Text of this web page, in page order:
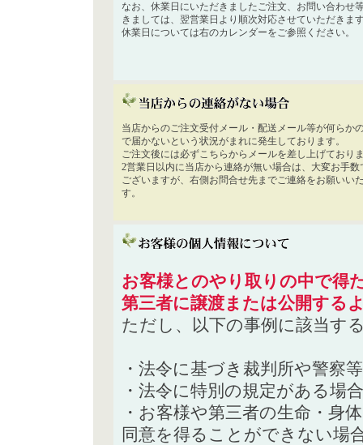
なお、休業日にいただきましたご注文、お問い合わせ
きましては、翌営業日より順次対応させていただきま
休業日については右のカレンダーをご参照ください。
当店からのご注文受付メール・配送メール等が何らか
で届かないという状況がまれに発生しております。
ご注文後には必ずこちらからメールを差し上げており
2営業日以内に当店から連絡が無い場合は、大変お手数
ございますが、右側お問合せ先までご連絡をお願いい
す。
お客様とのやり取りの中で得
第三者に譲渡または公開する
ただし、以下の事例に該当す
・法令に基づき裁判所や警察
・法令に特別の規定がある場合
・お客様や第三者の生命・身
同意を得ることができない場